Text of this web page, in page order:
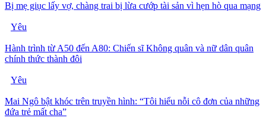
Bị mẹ giục lấy vợ, chàng trai bị lừa cướp tài sản vì hẹn hò qua mạng
Yêu
Hành trình từ A50 đến A80: Chiến sĩ Không quân và nữ dân quân
chính thức thành đôi
Yêu
Mai Ngô bật khóc trên truyền hình: “Tôi hiểu nỗi cô đơn của những
đứa trẻ mất cha”